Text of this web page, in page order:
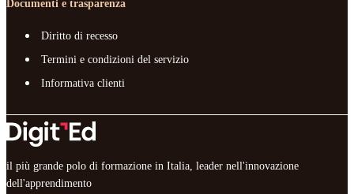
Documenti e trasparenza
Diritto di recesso
Termini e condizioni del servizio
Informativa clienti
il più grande polo di formazione in Italia, leader nell'innovazione
dell'apprendimento